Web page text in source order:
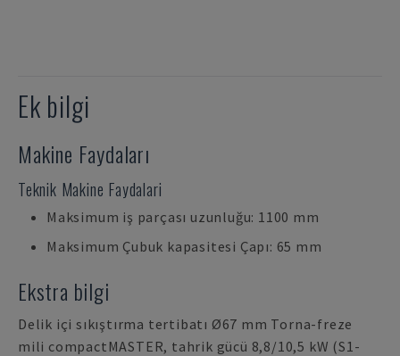
Ek bilgi
Makine Faydaları
Teknik Makine Faydalari
Maksimum iş parçası uzunluğu: 1100 mm
Maksimum Çubuk kapasitesi Çapı: 65 mm
Ekstra bilgi
Delik içi sıkıştırma tertibatı Ø67 mm Torna-freze
mili compactMASTER, tahrik gücü 8,8/10,5 kW (S1-